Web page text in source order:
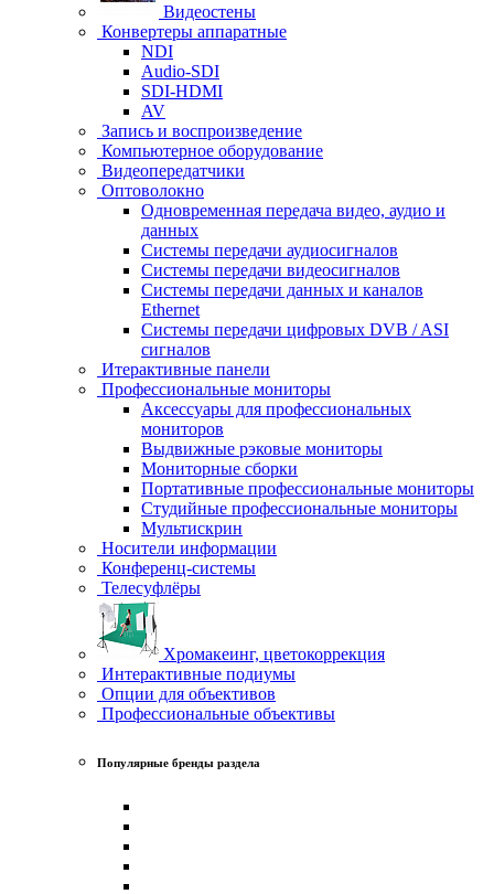
Видеостены
Конвертеры аппаратные
NDI
Audio-SDI
SDI-HDMI
AV
Запись и воспроизведение
Компьютерное оборудование
Видеопередатчики
Оптоволокно
Одновременная передача видео, аудио и
данных
Системы передачи аудиосигналов
Системы передачи видеосигналов
Системы передачи данных и каналов
Ethernet
Системы передачи цифровых DVB / ASI
сигналов
Итерактивные панели
Профессиональные мониторы
Аксессуары для профессиональных
мониторов
Выдвижные рэковые мониторы
Мониторные сборки
Портативные профессиональные мониторы
Студийные профессиональные мониторы
Мультискрин
Носители информации
Конференц-системы
Телесуфлёры
Хромакеинг, цветокоррекция
Интерактивные подиумы
Опции для объективов
Профессиональные объективы
Популярные бренды раздела